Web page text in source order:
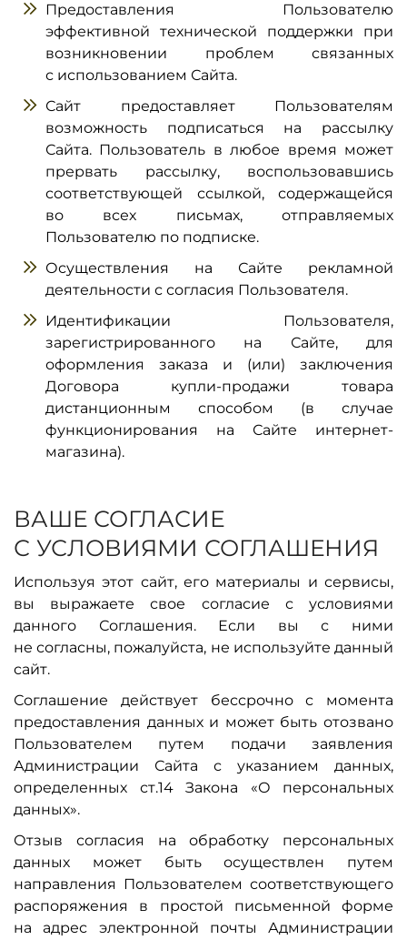
Предоставления Пользователю
эффективной технической поддержки при
возникновении проблем связанных
с использованием Сайта.
Сайт предоставляет Пользователям
возможность подписаться на рассылку
Сайта. Пользователь в любое время может
прервать рассылку, воспользовавшись
соответствующей ссылкой, содержащейся
во всех письмах, отправляемых
Пользователю по подписке.
Осуществления на Сайте рекламной
деятельности с согласия Пользователя.
Идентификации Пользователя,
зарегистрированного на Сайте, для
оформления заказа и (или) заключения
Договора купли-продажи товара
дистанционным способом (в случае
функционирования на Сайте интернет-
магазина).
ВАШЕ СОГЛАСИЕ
С УСЛОВИЯМИ СОГЛАШЕНИЯ
Используя этот сайт, его материалы и сервисы,
вы выражаете свое согласие с условиями
данного Соглашения. Если вы с ними
не согласны, пожалуйста, не используйте данный
сайт.
Соглашение действует бессрочно с момента
предоставления данных и может быть отозвано
Пользователем путем подачи заявления
Администрации Сайта с указанием данных,
определенных ст.14 Закона «О персональных
данных».
Отзыв согласия на обработку персональных
данных может быть осуществлен путем
направления Пользователем соответствующего
распоряжения в простой письменной форме
на адрес электронной почты Администрации